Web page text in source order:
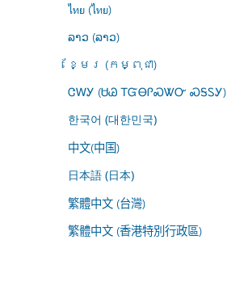
ไทย (ไทย)
ລາວ (ລາວ)
ខ្មែរ (កម្ពុជា)
ᏣᎳᎩ (ᏌᏊ ᎢᏳᎾᎵᏍᏔᏅ ᏍᎦᏚᎩ)
한국어 (대한민국)
中文(中国)
日本語 (日本)
繁體中文 (台灣)
繁體中文 (香港特別行政區)